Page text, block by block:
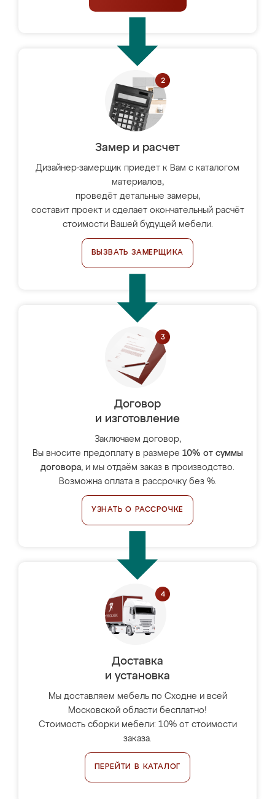
Замер и расчет
Дизайнер-замерщик приедет к Вам с каталогом
материалов,
проведёт детальные замеры,
составит проект и сделает окончательный расчёт
стоимости Вашей будущей мебели.
ВЫЗВАТЬ ЗАМЕРЩИКА
Договор
и изготовление
Заключаем договор,
Вы вносите предоплату в размере 10% от суммы
договора, и мы отдаём заказ в производство.
Возможна оплата в рассрочку без %.
УЗНАТЬ О РАССРОЧКЕ
Доставка
и установка
Мы доставляем мебель по Сходне и всей
Московской области бесплатно!
Стоимость сборки мебели: 10% от стоимости
заказа.
ПЕРЕЙТИ В КАТАЛОГ